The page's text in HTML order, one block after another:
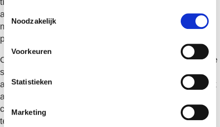
T
o
t
e
m
m
Noodzakelijk
Voorkeuren
Statistieken
Marketing
tijd, zoals overleg, administratie en reistijd. Deze
activiteiten kosten wel tijd, maar worden vaak niet
meegenomen in de offerte. Het resultaat is een te lage
prijs die de werkelijke kosten niet dekt.
Ook het niet aanpassen van tarieven voor verschillende
soorten werk is problematisch. Creatief werk vereist
andere vaardigheden dan uitvoerend werk en moet ook
anders geprijsd worden. Een vormgever die
conceptontwikkeling tegen hetzelfde tarief aanbiedt als
technische uitwerking, onderwaardeert zijn expertise.